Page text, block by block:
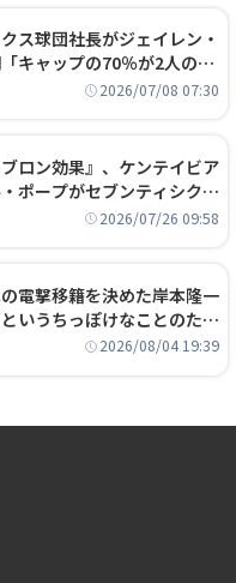
ス球団社長がジェイレン・
キャップの70％が2人の選
は勝てない」2026/07/08 07:30
ブロン効果』、ケンテイビア
ポープがセブンティシクサ
2026/07/26 09:58
電撃移籍を決めた岸本隆一
いうちっぽけなことのため
はない」
2026/08/04 19:39